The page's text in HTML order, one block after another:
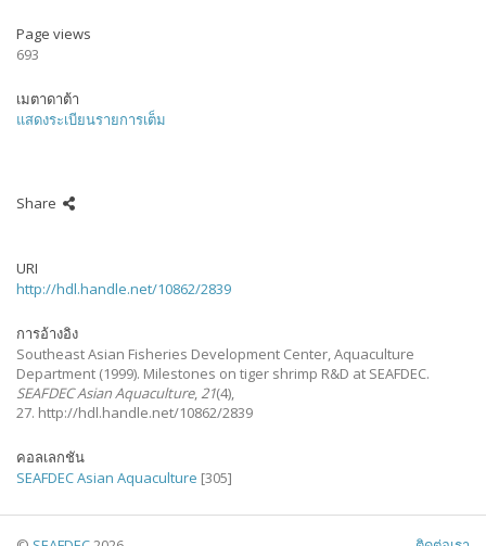
Page views
693
เมตาดาต้า
แสดงระเบียนรายการเต็ม
Share
URI
http://hdl.handle.net/10862/2839
การอ้างอิง
Southeast Asian Fisheries Development Center, Aquaculture
Department (1999). Milestones on tiger shrimp R&D at SEAFDEC.
SEAFDEC Asian Aquaculture,21(4),
27. http://hdl.handle.net/10862/2839
คอลเลกชัน
SEAFDEC Asian Aquaculture [305]